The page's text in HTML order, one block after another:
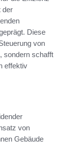
der
Diese
von
sondern schafft
effektiv
von
Gebäude